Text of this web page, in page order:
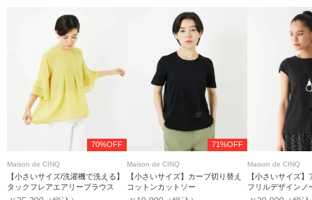
70%OFF
Maison de CINQ
【小さいサイズ/洗濯機で洗える】
タックフレアエアリーブラウス
71%OFF
Maison de CINQ
【小さいサイズ】カーブ切り替え
コットンカットソー
Maison de CINQ
【小さいサイズ
フリルデザインノ
オーバー